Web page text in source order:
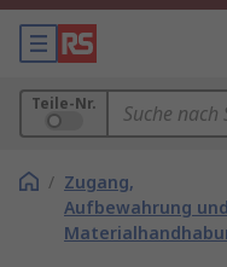
Teile-Nr.
/ Zugang,
Aufbewahrung und